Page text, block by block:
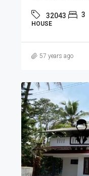
32043 3
HOUSE
57 years ago